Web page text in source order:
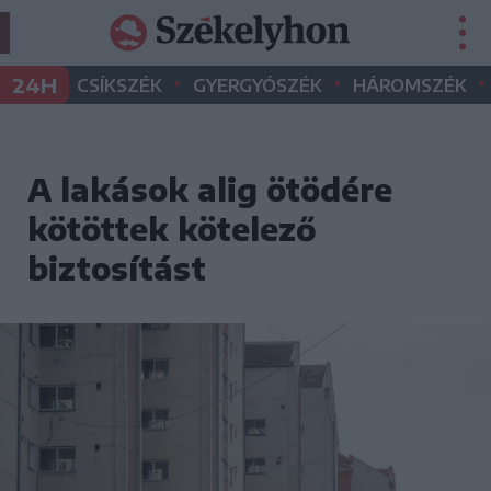
24H CSÍKSZÉK • GYERGYÓSZÉK • HÁROMSZÉK •
A lakások alig ötödére
kötöttek kötelező
biztosítást